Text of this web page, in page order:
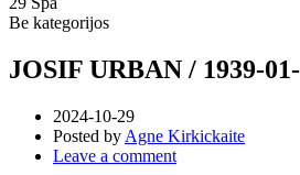
Be kategorijos
JOSIF URBAN / 1939-
2024-10-29
Posted by Agne Kirkickaite
Leave a comment